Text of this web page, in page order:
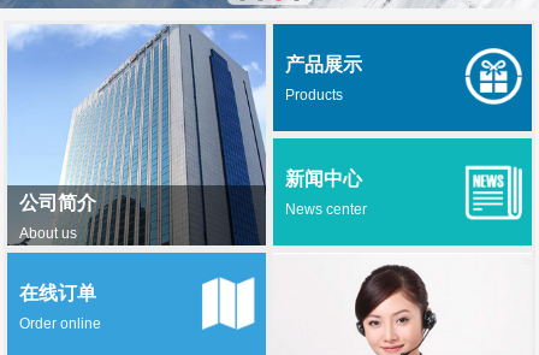
公司简介
About us
产品展示
Products
新闻中心
News center
在线订单
Order online